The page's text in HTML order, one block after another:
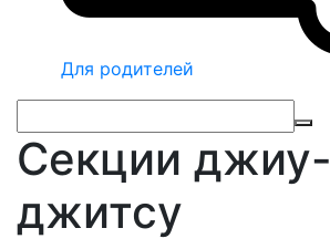
Для родителей
Секции джиу-
джитсу